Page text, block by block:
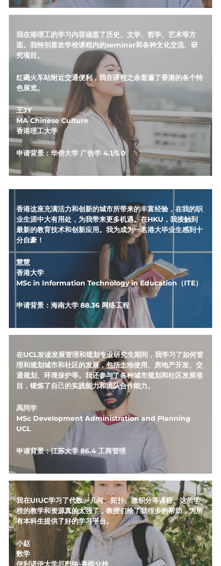
我在港理工的学习内容涵盖了历史、文学、哲学、艺术等方
面。我特别喜欢学校课程内的seminar和各种文化交流、研
究项目。
红磡火车站附近交通便利，我在课程之余逛遍了香港的各个特
色展览。
王JY
MA Chinese Culture
香港理工大学
申请背景：华侨大学 广告学 4.1/5.0
香港这座充满活力和创新的城市所带来的丰富经验，在我的职
业生涯中大有用处，为我带来更多机遇。在HKU，我接触到
最新的教育技术和创新应用。我为成为一名港大毕业生感到十
分自豪！
慧慧
香港大学
MSc in Information Technology in Education（ITE）
申请背景：海南大学 88.36 网络工程
在UCL攻读发展管理和规划专业研究生期间，我学习了如何管
理和规划城市和社区的发展，包括土地使用、房地产开发、交
通规划、环境保护等。我还参与了各种城市规划和社区发展项
目，锻炼了自己的实践能力和团队合作能力。
禹同学
MSc Development Administration and Planning
UCL
申请背景：江苏大学 86.4 工商管理
我在UIUC学习了代数、几何、拓扑、微积分等课程。这所学
校的教学和资源真的太强了，教授们给了我很多的帮助，为所
有本科生提供了好的学习平台。
小赵
数学
伊利诺伊大学厄巴纳-香槟分校